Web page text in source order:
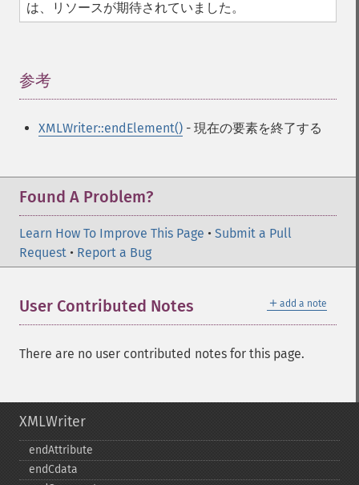
は、リソースが期待されていました。
参考
XMLWriter::endElement() - 現在の要素を終了する
Found A Problem?
Learn How To Improve This Page • Submit a Pull
Request • Report a Bug
＋ add a note
User Contributed Notes
There are no user contributed notes for this page.
XMLWriter
endAttribute
endCdata